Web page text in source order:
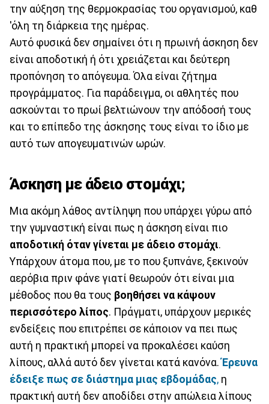
την αύξηση της θερμοκρασίας του οργανισμού, καθ
'όλη τη διάρκεια της ημέρας.
Αυτό φυσικά δεν σημαίνει ότι η πρωινή άσκηση δεν
είναι αποδοτική ή ότι χρειάζεται και δεύτερη
προπόνηση το απόγευμα. Όλα είναι ζήτημα
προγράμματος. Για παράδειγμα, οι αθλητές που
ασκούνται το πρωί βελτιώνουν την απόδοσή τους
και το επίπεδο της άσκησης τους είναι το ίδιο με
αυτό των απογευματινών ωρών.
Άσκηση με άδειο στομάχι;
Μια ακόμη λάθος αντίληψη που υπάρχει γύρω από
την γυμναστική είναι πως η άσκηση είναι πιο
αποδοτική όταν γίνεται με άδειο στομάχι.
Υπάρχουν άτομα που, με το που ξυπνάνε, ξεκινούν
αερόβια πριν φάνε γιατί θεωρούν ότι είναι μια
μέθοδος που θα τους βοηθήσει να κάψουν
περισσότερο λίπος. Πράγματι, υπάρχουν μερικές
ενδείξεις που επιτρέπει σε κάποιον να πει πως
αυτή η πρακτική μπορεί να προκαλέσει καύση
λίπους, αλλά αυτό δεν γίνεται κατά κανόνα.Έρευνα
έδειξε πως σε διάστημα μιας εβδομάδας, η
πρακτική αυτή δεν αποδίδει στην απώλεια λίπους